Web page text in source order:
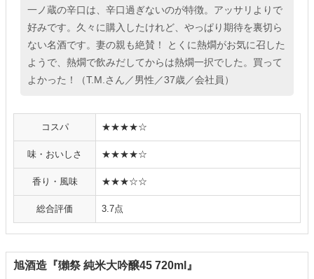
一ノ蔵の辛口は、辛口過ぎないのが特徴。アッサリよりで
好みです。久々に購入したけれど、やっぱり期待を裏切ら
ない名酒です。妻の親も絶賛！ とくに熱燗がお気に召した
ようで、熱燗で飲みだしてからは熱燗一択でした。買って
よかった！（T.M.さん／男性／37歳／会社員）
コスパ ★★★★☆
味・おいしさ ★★★★☆
香り・風味 ★★★☆☆
総合評価 3.7点
旭酒造『獺祭 純米大吟醸45 720ml』